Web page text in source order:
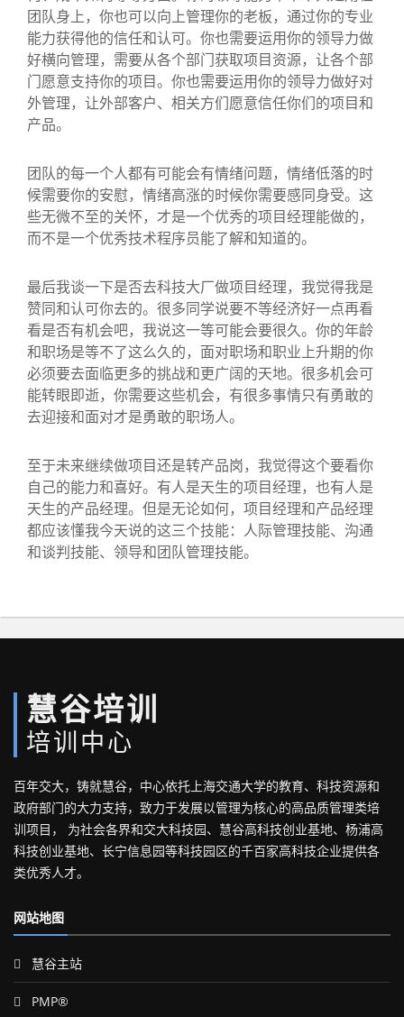
团队身上，你也可以向上管理你的老板，通过你的专业
能力获得他的信任和认可。你也需要运用你的领导力做
好横向管理，需要从各个部门获取项目资源，让各个部
门愿意支持你的项目。你也需要运用你的领导力做好对
外管理，让外部客户、相关方们愿意信任你们的项目和
产品。
团队的每一个人都有可能会有情绪问题，情绪低落的时
候需要你的安慰，情绪高涨的时候你需要感同身受。这
些无微不至的关怀，才是一个优秀的项目经理能做的，
而不是一个优秀技术程序员能了解和知道的。
最后我谈一下是否去科技大厂做项目经理，我觉得我是
赞同和认可你去的。很多同学说要不等经济好一点再看
看是否有机会吧，我说这一等可能会要很久。你的年龄
和职场是等不了这么久的，面对职场和职业上升期的你
必须要去面临更多的挑战和更广阔的天地。很多机会可
能转眼即逝，你需要这些机会，有很多事情只有勇敢的
去迎接和面对才是勇敢的职场人。
至于未来继续做项目还是转产品岗，我觉得这个要看你
自己的能力和喜好。有人是天生的项目经理，也有人是
天生的产品经理。但是无论如何，项目经理和产品经理
都应该懂我今天说的这三个技能：人际管理技能、沟通
和谈判技能、领导和团队管理技能。
慧谷培训
培训中心
百年交大，铸就慧谷，中心依托上海交通大学的教育、科技资源和
政府部门的大力支持，致力于发展以管理为核心的高品质管理类培
训项目， 为社会各界和交大科技园、慧谷高科技创业基地、杨浦高
科技创业基地、长宁信息园等科技园区的千百家高科技企业提供各
类优秀人才。
网站地图
慧谷主站
PMP®